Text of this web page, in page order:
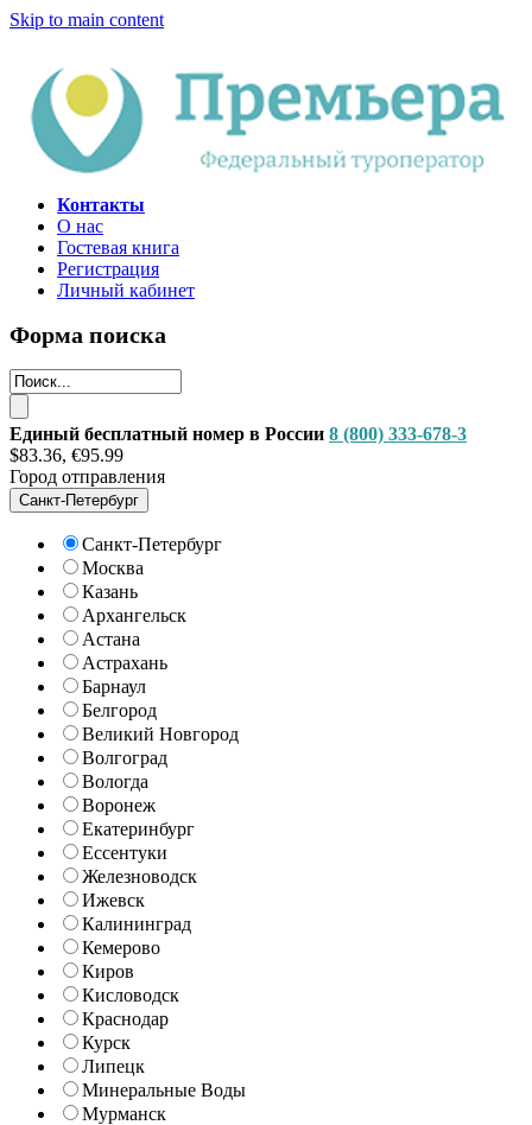
Skip to main content
Контакты
О нас
Гостевая книга
Регистрация
Личный кабинет
Форма поиска
Единый бесплатный номер в России 8 (800) 333-678-3
$83.36, €95.99
Город отправления
Санкт-Петербург
Санкт-Петербург
Москва
Казань
Архангельск
Астана
Астрахань
Барнаул
Белгород
Великий Новгород
Волгоград
Вологда
Воронеж
Екатеринбург
Ессентуки
Железноводск
Ижевск
Калининград
Кемерово
Киров
Кисловодск
Краснодар
Курск
Липецк
Минеральные Воды
Мурманск